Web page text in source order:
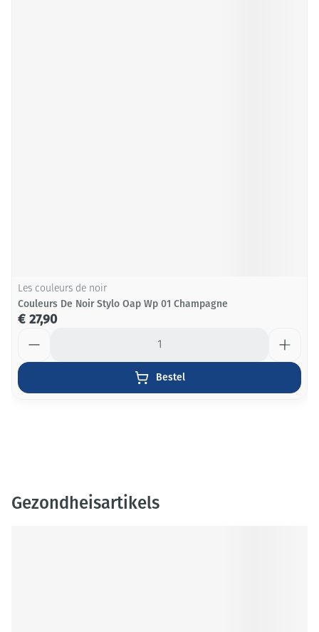
Les couleurs de noir
Couleurs De Noir Stylo Oap Wp 01 Champagne
€ 27,90
Bestel
Gezondheisartikels